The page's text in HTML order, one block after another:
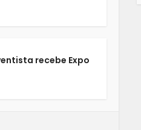
recebe Expo